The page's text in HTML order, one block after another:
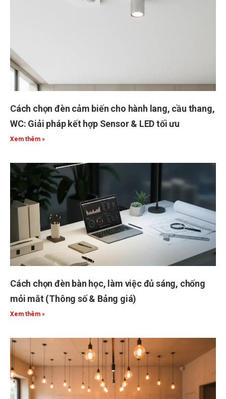
Cách chọn đèn cảm biến cho hành lang, cầu thang,
WC: Giải pháp kết hợp Sensor & LED tối ưu
Xem thêm »
Cách chọn đèn bàn học, làm việc đủ sáng, chống
mỏi mắt (Thông số & Bảng giá)
Xem thêm »